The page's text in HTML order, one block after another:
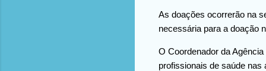
As doações ocorrerão na
necessária para a doação
O Coordenador da
profissionais de saúde nas